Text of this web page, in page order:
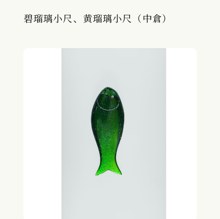
碧瑠璃小尺、黄瑠璃小尺（中倉）